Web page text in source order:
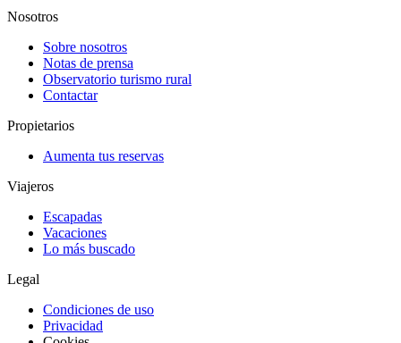
Nosotros
Sobre nosotros
Notas de prensa
Observatorio turismo rural
Contactar
Propietarios
Aumenta tus reservas
Viajeros
Escapadas
Vacaciones
Lo más buscado
Legal
Condiciones de uso
Privacidad